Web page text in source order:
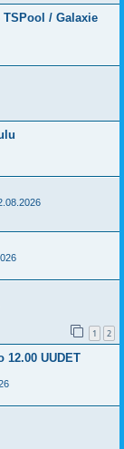
TSPool / Galaxie
1 2
12.00 UUDET